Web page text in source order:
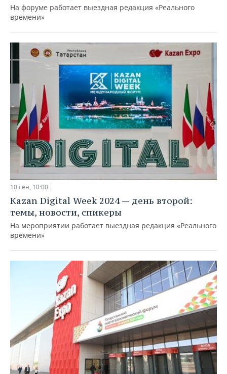
На форуме работает выездная редакция «Реального
времени»
10 сен, 10:00
Kazan Digital Week 2024 — день второй:
темы, новости, спикеры
На мероприятии работает выездная редакция «Реального
времени»